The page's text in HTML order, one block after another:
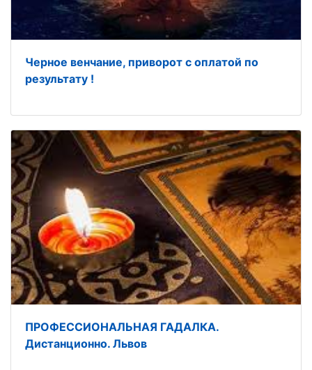
Черное венчание, приворот с оплатой по
результату !
ПРОФЕССИОНАЛЬНАЯ ГАДАЛКА.
Дистанционно. Львов